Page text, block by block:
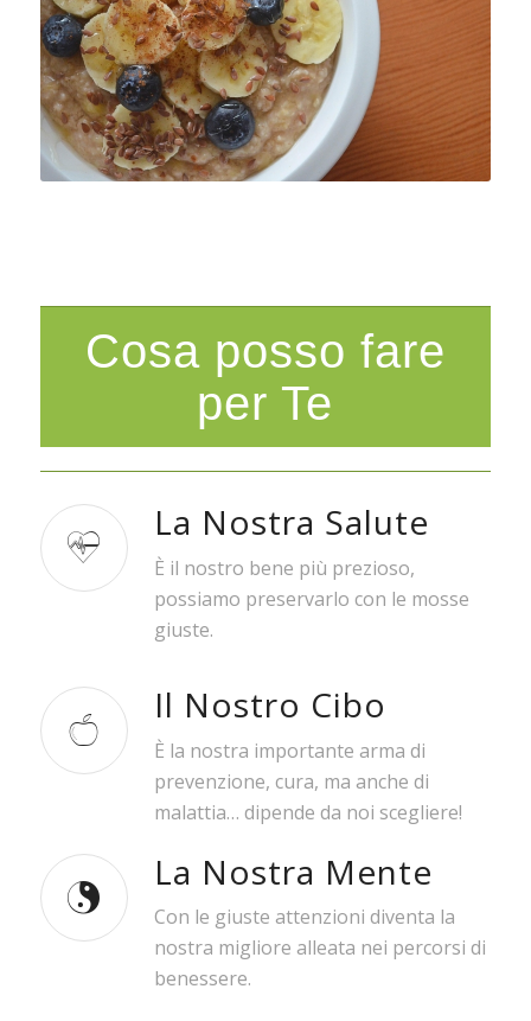
Cosa posso fare
per Te
La Nostra Salute
È il nostro bene più prezioso,
possiamo preservarlo con le mosse
giuste.
Il Nostro Cibo
È la nostra importante arma di
prevenzione, cura, ma anche di
malattia… dipende da noi scegliere!
La Nostra Mente
Con le giuste attenzioni diventa la
nostra migliore alleata nei percorsi di
benessere.